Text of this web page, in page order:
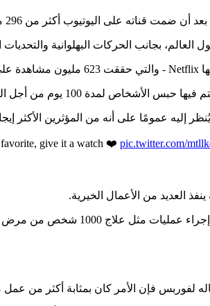
100 يوم من أجل الفوز بالمال.
favorite, give it a watch ❤️ pic.twitter.com/
العديد من الأعمال الخيرية.
وفي الوقت الذي أثنت المنظمات
فإن الأمر كان بمثابة أكثر من عمل منذ